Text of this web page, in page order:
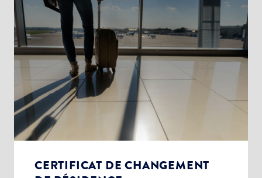
CERTIFICAT DE CHANGEMENT